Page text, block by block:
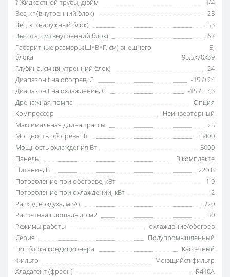
? Жидкостной трубы, дюйм
1/4
Вес, кг (внутренний блок)
25
Вес, кг (наружный блок)
53
Высота, см (внутренний блок)
67
Габаритные размеры(Ш*В*Г, см) внешнего
блока
5,
95.5х70х39
Глубина, см (внутренний блок)
24
Диапазон t на обогрев, С
-15 /+24
Диапазон t на охлаждение, С
-15 / + 43
Дренажная помпа
Опция
Компрессор
Неинверторный
Максимальная длина трассы
25
Мощность обогрева Вт
5400
Мощность охлаждения Вт
5000
Панель
В комплекте
Питание, В
220 В
Потребление при обогреве, кВт
1.9
Потребление при охлаждении, кВт
2
Расход воздуха, м3/ч
720
Расчетная площадь до м2
50
Режимы работы
охлаждение/обогрев
Серия
Полупромышленный
Тип блока кондиционера
Кассетный
Фильтр
Моющийся фильтр
Хладагент (фреон)
R410A